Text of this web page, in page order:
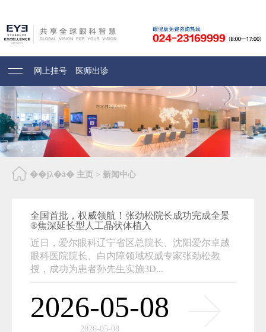
网上挂号 医师出诊
��ǰλ�ã� 主页 > 新闻中心
全国首批，权威领航！张劲松院长成功完成全景
®焦深延长型人工晶状体植入
近日，爱尔眼科辽宁省区总院长、沈阳爱尔卓越
眼科医院院长、白内障领域权威专家张劲松教
授，成功为患者孙先生实施3D...
2026-05-08
2026-05-08